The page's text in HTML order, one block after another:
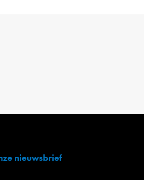
nieuwsbrief